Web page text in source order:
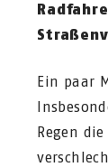
Ein paar
Regen